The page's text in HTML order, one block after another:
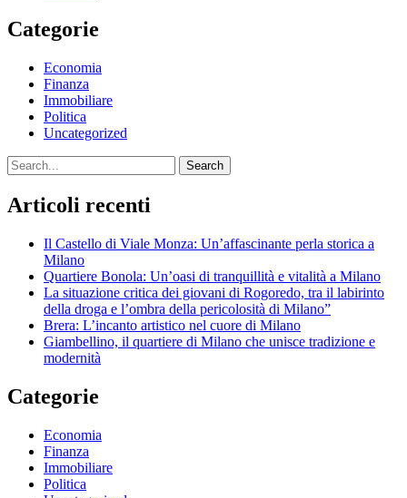
Categorie
Economia
Finanza
Immobiliare
Politica
Uncategorized
Search
Articoli recenti
Il Castello di Viale Monza: Un’affascinante perla storica a
Milano
Quartiere Bonola: Un’oasi di tranquillità e vitalità a Milano
La situazione critica dei giovani di Rogoredo, tra il labirinto
della droga e l’ombra della pericolosità di Milano”
Brera: L’incanto artistico nel cuore di Milano
Giambellino, il quartiere di Milano che unisce tradizione e
modernità
Categorie
Economia
Finanza
Immobiliare
Politica